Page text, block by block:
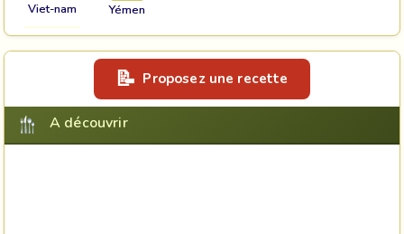
Viet-nam Yémen
Proposez une recette
A découvrir